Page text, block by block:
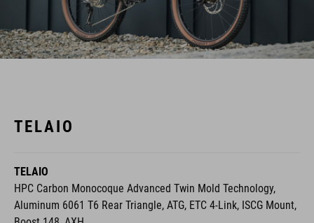
TELAIO
TELAIO
HPC Carbon Monocoque Advanced Twin Mold Technology,
Aluminum 6061 T6 Rear Triangle, ATG, ETC 4-Link, ISCG Mount,